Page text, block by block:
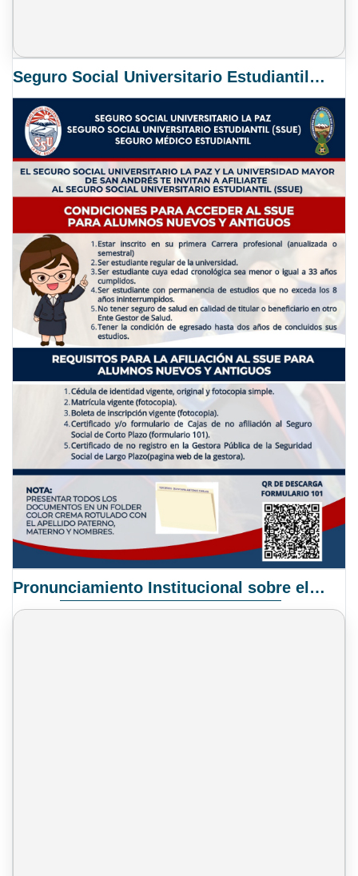
Seguro Social Universitario Estudiantil SSUE
Pronunciamiento Institucional sobre el Proyecto de Ley N° 068/2025-2026 C.S.